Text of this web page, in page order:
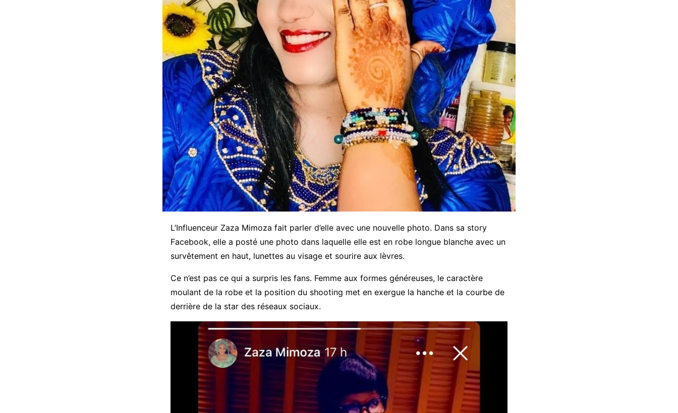
L’Influenceur Zaza Mimoza fait parler d’elle avec une nouvelle photo. Dans sa story
Facebook, elle a posté une photo dans laquelle elle est en robe longue blanche avec un
survêtement en haut, lunettes au visage et sourire aux lèvres.
Ce n’est pas ce qui a surpris les fans. Femme aux formes généreuses, le caractère
moulant de la robe et la position du shooting met en exergue la hanche et la courbe de
derrière de la star des réseaux sociaux.